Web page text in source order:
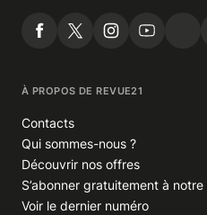
À PROPOS DE REVUE21
Contacts
Qui sommes-nous ?
Découvrir nos offres
S’abonner gratuitement à
Voir le dernier numéro